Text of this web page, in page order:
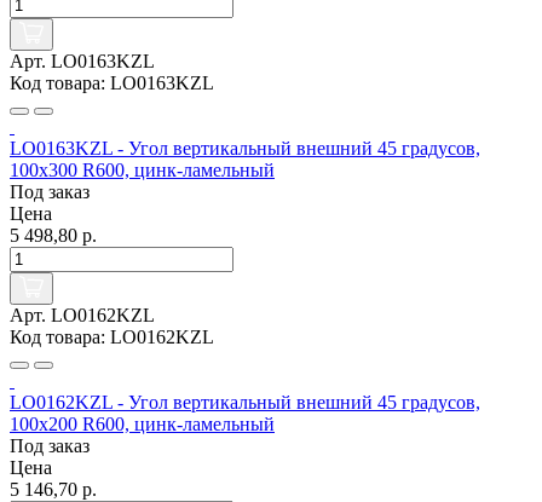
Арт. LO0163KZL
Код товара: LO0163KZL
LO0163KZL - Угол вертикальный внешний 45 градусов,
100х300 R600, цинк-ламельный
Под заказ
Цена
5 498,80 р.
Арт. LO0162KZL
Код товара: LO0162KZL
LO0162KZL - Угол вертикальный внешний 45 градусов,
100х200 R600, цинк-ламельный
Под заказ
Цена
5 146,70 р.